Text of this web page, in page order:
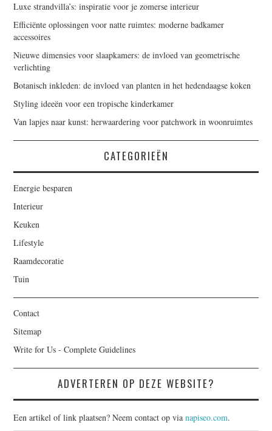
Luxe strandvilla’s: inspiratie voor je zomerse interieur
Efficiënte oplossingen voor natte ruimtes: moderne badkamer
accessoires
Nieuwe dimensies voor slaapkamers: de invloed van geometrische
verlichting
Botanisch inkleden: de invloed van planten in het hedendaagse koken
Styling ideeën voor een tropische kinderkamer
Van lapjes naar kunst: herwaardering voor patchwork in woonruimtes
CATEGORIEËN
Energie besparen
Interieur
Keuken
Lifestyle
Raamdecoratie
Tuin
Contact
Sitemap
Write for Us - Complete Guidelines
ADVERTEREN OP DEZE WEBSITE?
Een artikel of link plaatsen? Neem contact op vianapiseo.com.